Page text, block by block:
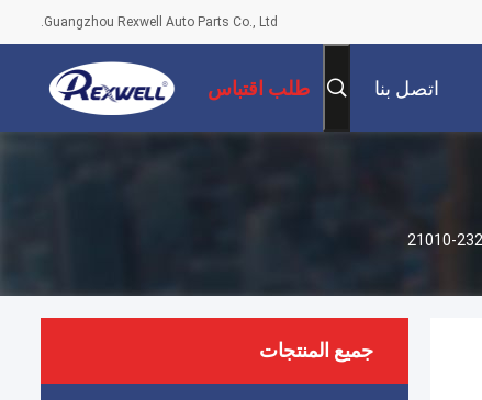
Guangzhou Rexwell Auto Parts Co., Ltd.
اتصل بنا طلب اقتباس
جميع المنتجات